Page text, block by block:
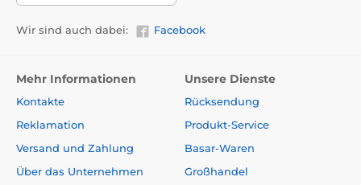
Wir sind auch dabei: Facebook
Mehr Informationen
Kontakte
Reklamation
Versand und Zahlung
Über das Unternehmen
Unsere Dienste
Rücksendung
Produkt-Service
Basar-Waren
Großhandel